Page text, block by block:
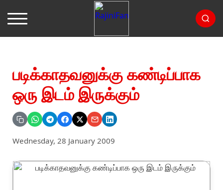
படிக்காதவனுக்கு கண்டிப்பாக
ஒரு இடம் இருக்கும்
Wednesday, 28 January 2009